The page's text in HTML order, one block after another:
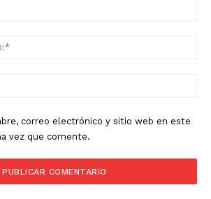
correo electrónico y sitio web en este
vez que comente.